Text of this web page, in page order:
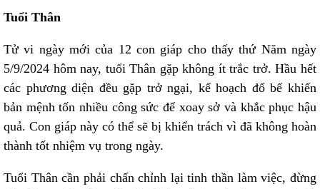
Tuổi Thân
Tử vi ngày mới của 12 con giáp cho thấy thứ Năm ngày
5/9/2024 hôm nay, tuổi Thân gặp không ít trắc trở. Hầu hết
các phương diện đều gặp trở ngại, kế hoạch đổ bể khiến
bản mệnh tốn nhiều công sức để xoay sở và khắc phục hậu
quả. Con giáp này có thể sẽ bị khiển trách vì đã không hoàn
thành tốt nhiệm vụ trong ngày.
Tuổi Thân cần phải chấn chỉnh lại tinh thần làm việc, đừng